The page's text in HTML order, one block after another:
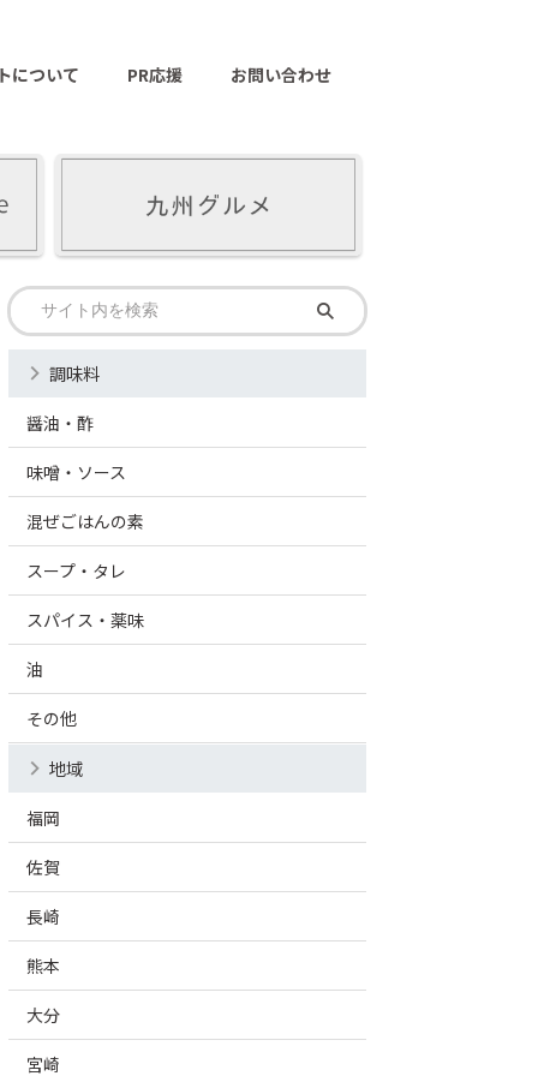
について PR応援 お問い合わせ
調味料
醤油・酢
味噌・ソース
混ぜごはんの素
スープ・タレ
スパイス・薬味
油
その他
地域
福岡
佐賀
長崎
熊本
大分
宮崎